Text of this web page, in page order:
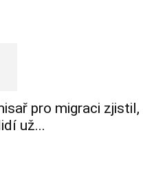
pro migraci zjistil,
už...